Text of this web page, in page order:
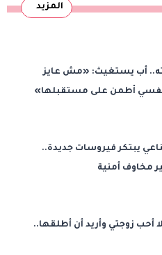
المزيد
أب يستغيث: «مش عايز
أطمن على مستقبلها»
يبتكر فيروسات جديدة..
مخاوف أمنية
أحب زوجتي وأريد أن أطلقها..